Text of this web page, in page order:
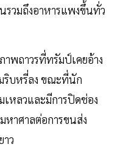
วมถึงอาหารแพงขึ้นทั่ว
พถาวรที่ทรัมป์เคยอ้าง
มริบหรี่ลง ขณะที่นัก
เหลวและมีการปิดช่อง
หาศาลต่อการขนส่ง
ว